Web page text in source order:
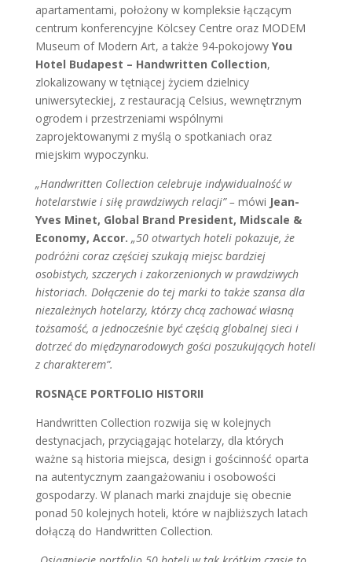
apartamentami, położony w kompleksie łączącym
centrum konferencyjne Kölcsey Centre oraz MODEM
Museum of Modern Art, a także 94-pokojowy You
Hotel Budapest – Handwritten Collection,
zlokalizowany w tętniącej życiem dzielnicy
uniwersyteckiej, z restauracją Celsius, wewnętrznym
ogrodem i przestrzeniami wspólnymi
zaprojektowanymi z myślą o spotkaniach oraz
miejskim wypoczynku.
„Handwritten Collection celebruje indywidualność w
hotelarstwie i siłę prawdziwych relacji” – mówi Jean-
Yves Minet, Global Brand President, Midscale &
Economy, Accor. „50 otwartych hoteli pokazuje, że
podróżni coraz częściej szukają miejsc bardziej
osobistych, szczerych i zakorzenionych w prawdziwych
historiach. Dołączenie do tej marki to także szansa dla
niezależnych hotelarzy, którzy chcą zachować własną
tożsamość, a jednocześnie być częścią globalnej sieci i
dotrzeć do międzynarodowych gości poszukujących hoteli
z charakterem”.
ROSNĄCE PORTFOLIO HISTORII
Handwritten Collection rozwija się w kolejnych
destynacjach, przyciągając hotelarzy, dla których
ważne są historia miejsca, design i gościnność oparta
na autentycznym zaangażowaniu i osobowości
gospodarzy. W planach marki znajduje się obecnie
ponad 50 kolejnych hoteli, które w najbliższych latach
dołączą do Handwritten Collection.